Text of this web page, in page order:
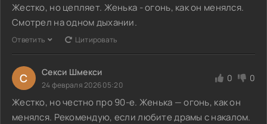
Жестко, но цепляет. Женька - огонь, как он менялся.
Смотрел на одном дыхании.
Ответить Цитировать
С Секси Шмекси
24 февраля 2026 05:20
0 0
Жестко, но честно про 90-е. Женька — огонь, как он
менялся. Рекомендую, если любите драмы с накалом.